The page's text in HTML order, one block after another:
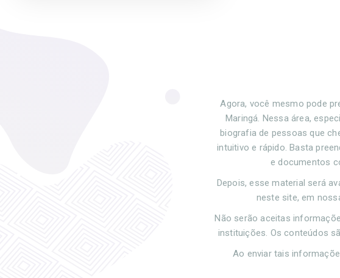
Agora, você mesmo pode
Maringá. Nessa área,
biografia de pessoas que
intuitivo e rápido. Basta
e documentos
Depois, esse material será
neste site, em
Não serão aceitas
instituições. Os conteúdos
Ao enviar tais